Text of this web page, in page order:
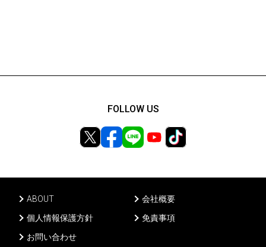
ABOUT
会社概要
個人情報保護方針
免責事項
お問い合わせ
FOLLOW US